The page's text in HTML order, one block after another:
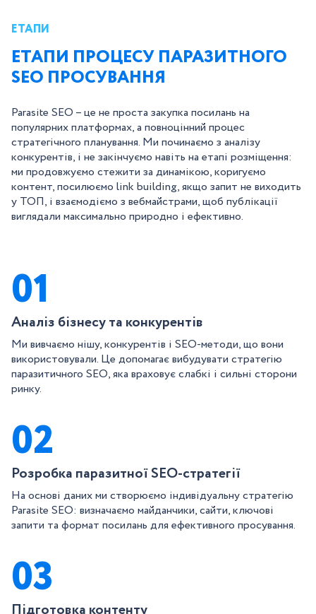
ЕТАПИ
ЕТАПИ ПРОЦЕСУ ПАРАЗИТНОГО
SEO ПРОСУВАННЯ
Parasite SEO – це не проста закупка посилань на
популярних платформах, а повноцінний процес
стратегічного планування. Ми починаємо з аналізу
конкурентів, і не закінчуємо навіть на етапі розміщення:
ми продовжуємо стежити за динамікою, коригуємо
контент, посилюємо link building, якщо запит не виходить
у ТОП, і взаємодіємо з вебмайстрами, щоб публікації
виглядали максимально природно і ефективно.
01
Аналіз бізнесу та конкурентів
Ми вивчаємо нішу, конкурентів і SEO-методи, що вони
використовували. Це допомагає вибудувати стратегію
паразитичного SEO, яка враховує слабкі і сильні сторони
ринку.
02
Розробка паразитної SEO-стратегії
На основі даних ми створюємо індивідуальну стратегію
Parasite SEO: визначаємо майданчики, сайти, ключові
запити та формат посилань для ефективного просування.
03